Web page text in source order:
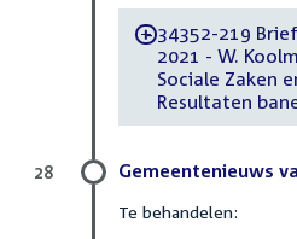
-34352-219
2021 - W.
Sociale Zaken
Resultaten
Gemeentenieuws
Te behandelen:
28